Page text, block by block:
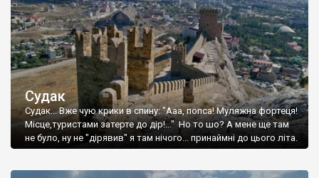
Судак
Судак... Вже чую крики в спину: "Ааа, попса! Муляжна фортеця!
Місце,туристами затерте до дір!..." Но то шо? А мене ще там
не було, ну не "дірявив" я там нічого... принаймні до цього літа.